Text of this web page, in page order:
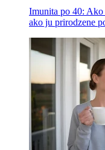
Imunita po 40: Ako
ako ju prirodzene